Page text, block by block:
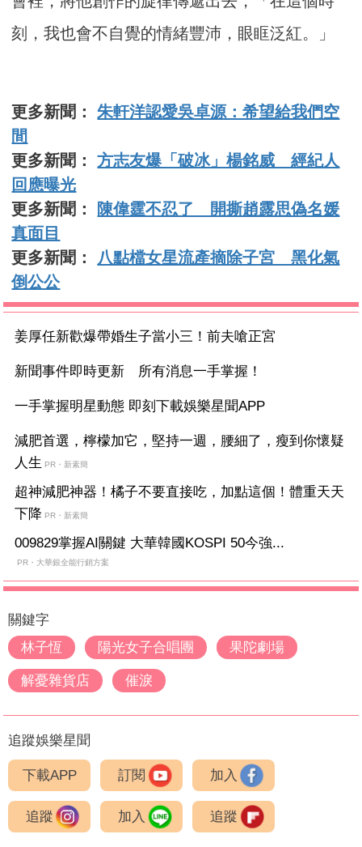
刻，我也會不自覺的情緒豐沛，眼眶泛紅。」
更多新聞：朱軒洋認愛吳卓源：希望給我們空
間
更多新聞：方志友爆「破冰」楊銘威 經紀人
回應曝光
更多新聞：
陳偉霆不忍了 開撕趙露思偽名媛
真面目
更多新聞：
八點檔女星流產摘除子宮 黑化氣
倒公公
姜厚任新歡爆帶婚生子當小三！前夫嗆正宮
新聞事件即時更新 所有消息一手掌握！
一手掌握明星動態 即刻下載娛樂星聞APP
減肥首選，檸檬加它，堅持一週，腰細了，瘦到你懷疑
人生 PR・新素簡
超神減肥神器！橘子不要直接吃，加點這個！體重天天
下降 PR・新素簡
009829掌握AI關鍵 大華韓國KOSPI 50今強...
PR・大華銀全能行銷方案
關鍵字
林子恆
陽光女子合唱團 果陀劇場
解憂雜貨店 催淚
追蹤娛樂星聞
下載APP 訂閱 加入
追蹤 加入 追蹤